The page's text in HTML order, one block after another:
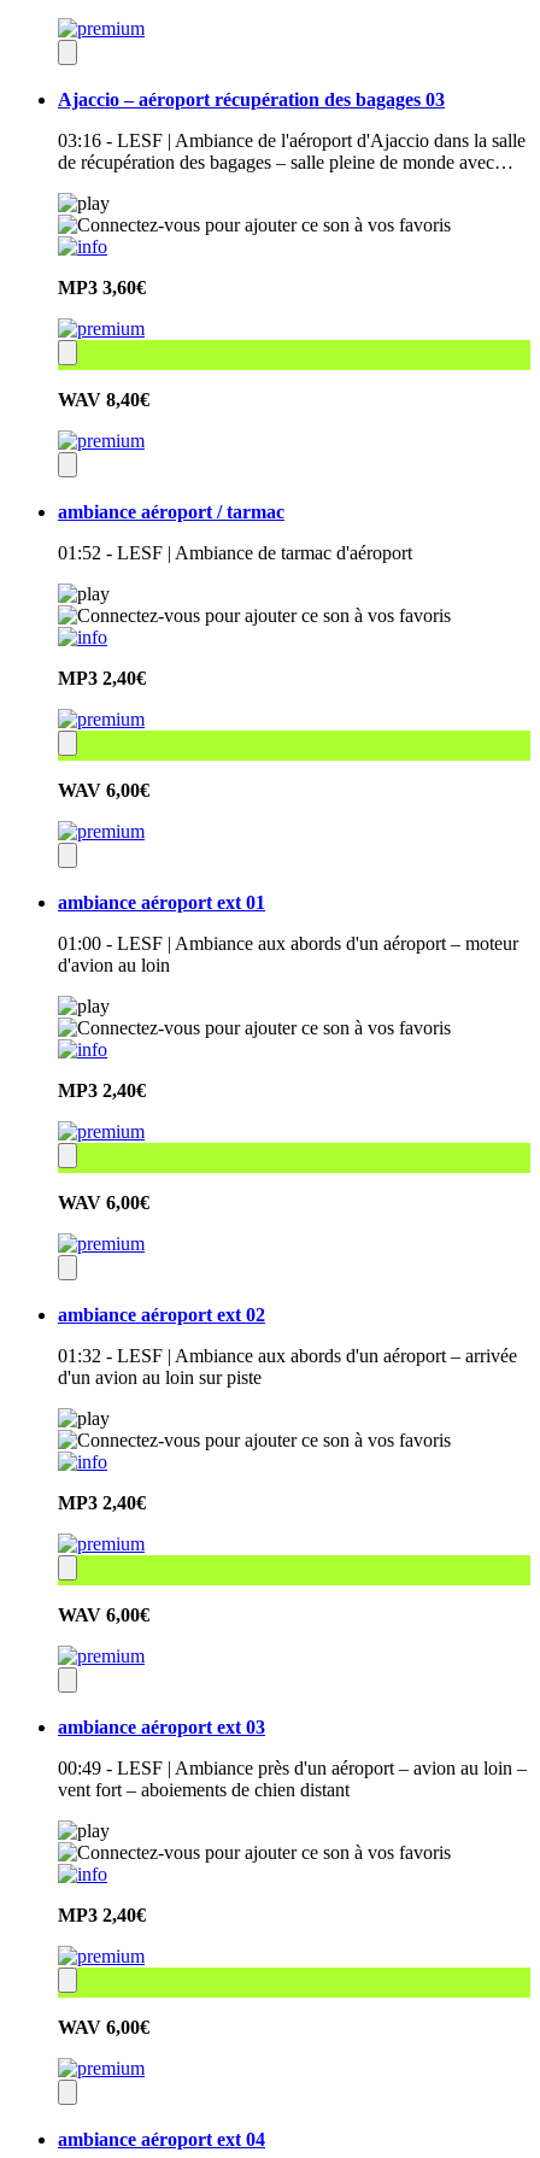
Ajaccio – aéroport récupération des bagages 03
03:16 - LESF | Ambiance de l'aéroport d'Ajaccio dans la salle
de récupération des bagages – salle pleine de monde avec…
MP3 3,60€
WAV 8,40€
ambiance aéroport / tarmac
01:52 - LESF | Ambiance de tarmac d'aéroport
MP3 2,40€
WAV 6,00€
ambiance aéroport ext 01
01:00 - LESF | Ambiance aux abords d'un aéroport – moteur
d'avion au loin
MP3 2,40€
WAV 6,00€
ambiance aéroport ext 02
01:32 - LESF | Ambiance aux abords d'un aéroport – arrivée
d'un avion au loin sur piste
MP3 2,40€
WAV 6,00€
ambiance aéroport ext 03
00:49 - LESF | Ambiance près d'un aéroport – avion au loin –
vent fort – aboiements de chien distant
MP3 2,40€
WAV 6,00€
ambiance aéroport ext 04